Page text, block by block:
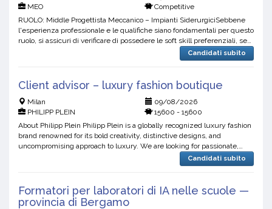
MEO
Competitive
RUOLO: Middle Progettista Meccanico – Impianti SiderurgiciSebbene
l'esperienza professionale e le qualifiche siano fondamentali per questo
ruolo, si assicuri di verificare di possedere le soft skill preferenziali, se
Candidati subito
Client advisor – luxury fashion boutique
Milan
09/08/2026
PHILIPP PLEIN
15600 - 15600
About Philipp Plein Philipp Plein is a globally recognized luxury fashion
brand renowned for its bold creativity, distinctive designs, and
uncompromising approach to luxury. We are looking for passionate,
Candidati subito
Formatori per laboratori di IA nelle scuole —
provincia di Bergamo